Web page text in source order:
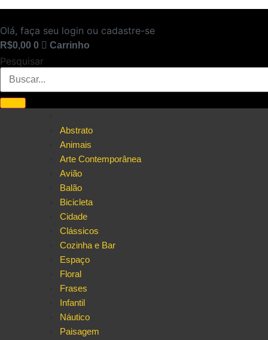
Ir
o
conteúdo
Olá, faça seu login ou cadastre-se
R$0,00 0 Carrinho
Pesquisar
Abstrato
Animais
Arte Contemporânea
Avião
Balão
Bicicleta
Cidade
Clássicos
Cozinha e Bar
Espaço
Floral
Frases
Infantil
Náutico
Paisagem